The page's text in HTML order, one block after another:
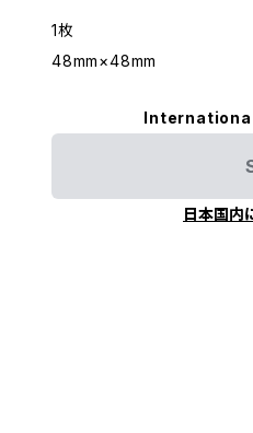
1枚
48mm×48mm
日本国内